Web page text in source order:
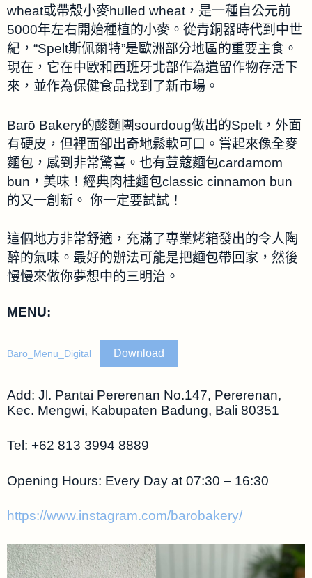
wheat或帶殼小麥hulled wheat，是一種自公元前
5000年左右開始種植的小麥。從青銅器時代到中世
紀，“Spelt斯佩爾特”是歐洲部分地區的重要主食。
現在，它在中歐和西班牙北部作為遺留作物存活下
來，並作為保健食品找到了新市場。
Barō Bakery的酸麵團sourdoug做出的Spelt，外面
有硬皮，但裡面卻出奇地鬆軟可口。嘗起來像全麥
麵包，感到非常驚喜。也有荳蔻麵包cardamom
bun，美味！經典肉桂麵包classic cinnamon bun
的又一創新。 你一定要試試！
這個地方非常舒適，充滿了專業烤箱發出的令人陶
醉的氣味。最好的辦法可能是把麵包帶回家，然後
慢慢來做你夢想中的三明治。
MENU:
Baro_Menu_Digital Download
Add: Jl. Pantai Pererenan No.147, Pererenan,
Kec. Mengwi, Kabupaten Badung, Bali 80351
Tel: +62 813 3994 8889
Opening Hours: Every Day at 07:30 – 16:30
https://www.instagram.com/barobakery/